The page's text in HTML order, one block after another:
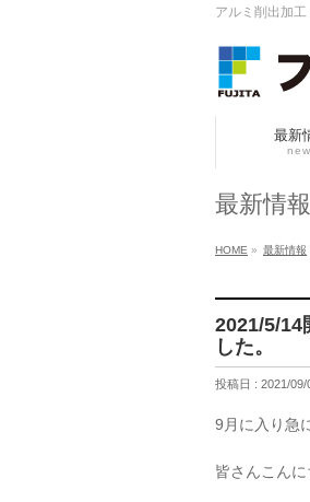
アルミ削出加
最新
最新情報
HOME » 最新情報
2021/5/14
した。
投稿日 : 2021/09/
9月に入り急
皆さんこんに